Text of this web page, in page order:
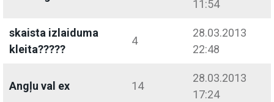
11:54
skaista izlaiduma
kleita?????
4
28.03.2013
22:48
Angļu val ex 14
28.03.2013
17:24